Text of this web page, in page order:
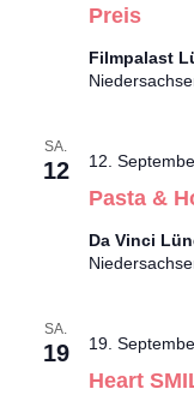
Preis
Filmpalast
SA.
12
Pasta &
12.
Da Vinci
SA.
19
Heart
19.